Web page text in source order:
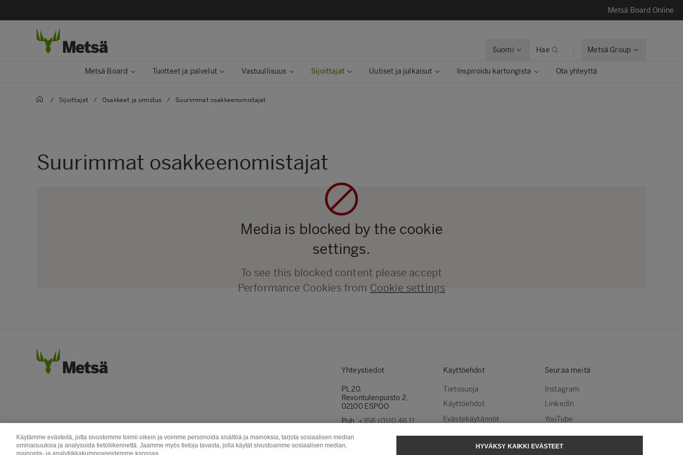
Metsä Board Online
Suomi Hae Metsä Group
Metsä Board Tuotteet ja palvelut Vastuullisuus Sijoittajat Uutiset ja julkaisut Inspiroidu kartongista Ota yhteyttä
/ Sijoittajat / Osakkeet ja omistus / Suurimmat osakkeenomistajat
Suurimmat osakkeenomistajat
Media is blocked by the cookie
settings.
To see this blocked content please accept
Performance Cookies from Cookie settings
Yhteystiedot
PL 20,
Revontulenpuisto 2,
02100 ESPOO
Puh.+358 (0)10 46 11
Käyttöehdot
Tietosuoja
Käyttöehdot
Evästekäytännöt
Evästeasetukset
Seuraa meitä
Instagram
LinkedIn
YouTube
Käytämme evästeitä, jotta sivustomme toimii oikein ja voimme personoida sisältöä ja mainoksia, tarjota sosiaalisen median
ominaisuuksia ja analysoida tietoliikennettä. Jaamme myös tietoja tavasta, jolla käytät sivustoamme sosiaalisen median,
mainonta- ja analytiikkakumppaneidemme kanssaa.
HYVÄKSY KAIKKI EVÄSTEET